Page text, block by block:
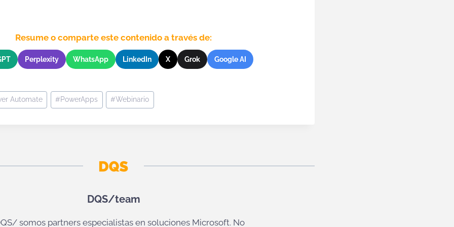
Resume o comparte este contenido a través de:
Perplexity WhatsApp LinkedIn X Grok Google AI
Automate #PowerApps #Webinario
DQS/team
somos partners especialistas en soluciones Microsoft. No